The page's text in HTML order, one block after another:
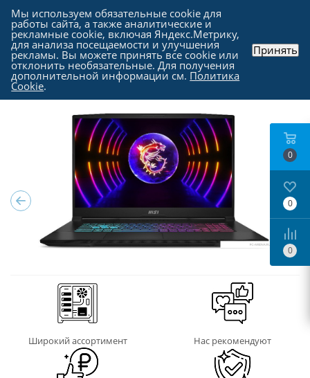
Каталог - Ноутбуки, моноблоки и прочие
-
Ноутбуки в Москве
Широкий ассортимент Нас рекомендуют
0
0
0
Мы используем обязательные cookie для
работы сайта, а также аналитические и
рекламные cookie, включая Яндекс.Метрику,
для анализа посещаемости и улучшения
рекламы. Вы можете принять все cookie или
отклонить необязательные. Для получения
дополнительной информации см. Политика
Cookie.
Принять